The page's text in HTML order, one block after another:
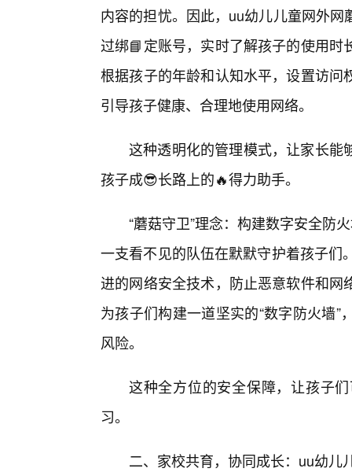
内容的担忧。因此，uu幼儿儿童网外
过绑📘定账号，实时了解孩子的使用
根据孩子的年龄和认知水平，设置访
引导孩子健康、合理地使用网络。
这种透明化的管理模式，让家长能
孩子成😎长路上的🔥得力助手。
“蘑菇守卫”理念：构建数字安全防
一支看不见的队伍在默默守护着孩子
进的网络安全技术，防止恶意软件和
为孩子们构建一道坚实的“数字防火墙
风险。
这种全方位的安全保障，让孩子
习。
二、家校共育，协同成长：uu幼儿